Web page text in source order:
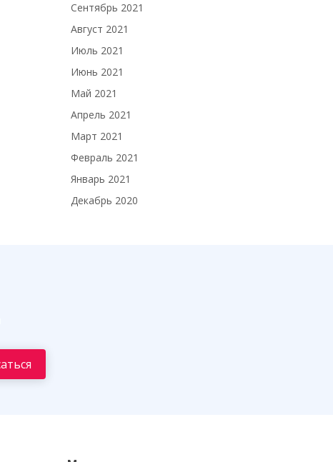
Сентябрь 2021
Август 2021
Июль 2021
Июнь 2021
Май 2021
Апрель 2021
Март 2021
Февраль 2021
Январь 2021
Декабрь 2020